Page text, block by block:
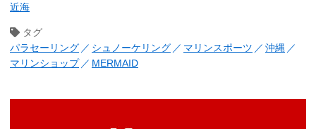
近海
タグ
パラセーリング
シュノーケリング マリンスポーツ
沖縄
マリンショップ
MERMAID